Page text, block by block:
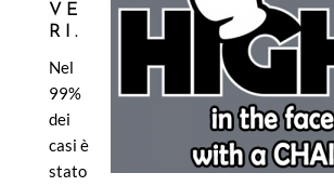
VE
RI.
Nel
99%
dei
casi è
stato